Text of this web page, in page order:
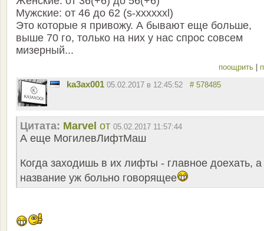
Мужские: от 46 до 62 (s-xxxxxxl)
Это которые я привожу. А бывают еще больше,
выше 70 го, только на них у нас спрос совсем
мизерный...
поощрить
ka3ax001 05.02.2017 в 12:45:52 # 578485
Цитата: Marvel от 05.02.2017 11:57:44
А еще МогилевЛифтМаш
Когда заходишь в их лифты - главное доехать, а
название уж больно говорящее